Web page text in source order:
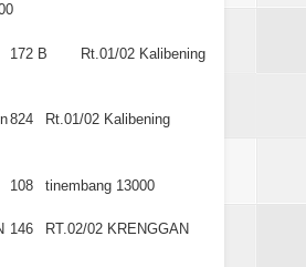
172 B
Rt.01/02 Kalibening
824
Rt.01/02 Kalibening
108 tinembang 13000
146
RT.02/02 KRENGGAN